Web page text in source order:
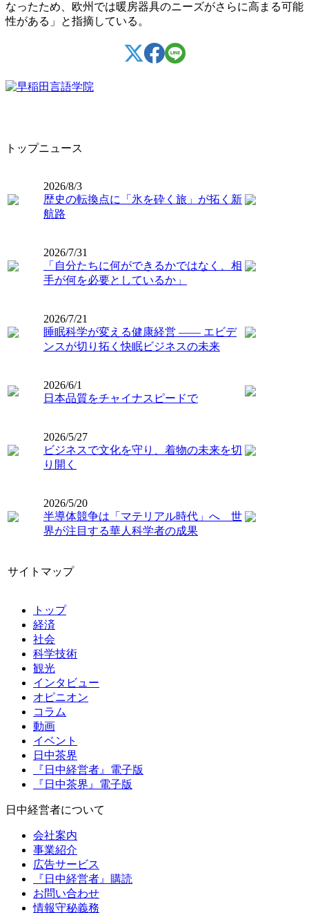
なったため、欧州では暖房器具のニーズがさらに高まる可能
性がある」と指摘している。
トップニュース
2026/8/3
歴史の転換点に「氷を砕く旅」が拓く新
航路
2026/7/31
「自分たちに何ができるかではなく、相
手が何を必要としているか」
2026/7/21
睡眠科学が変える健康経営 ―― エビデ
ンスが切り拓く快眠ビジネスの未来
2026/6/1
日本品質をチャイナスピードで
2026/5/27
ビジネスで文化を守り、着物の未来を切
り開く
2026/5/20
半導体競争は「マテリアル時代」へ 世
界が注目する華人科学者の成果
サイトマップ
トップ
経済
社会
科学技術
観光
インタビュー
オピニオン
コラム
動画
イベント
日中茶界
『日中経営者』電子版
『日中茶界』電子版
日中経営者について
会社案内
事業紹介
広告サービス
『日中経営者』購読
お問い合わせ
情報守秘義務